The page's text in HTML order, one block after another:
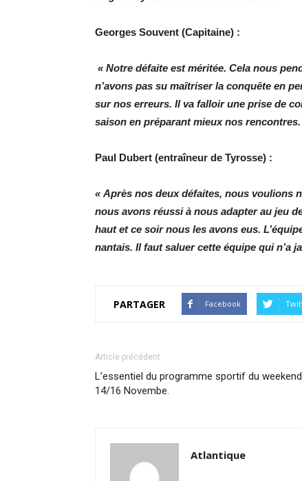
Georges Souvent (Capitaine) :
« Notre défaite est méritée. Cela nous
n’avons pas su maîtriser la conquête en
sur nos erreurs. Il va falloir une prise de
saison en préparant mieux nos
Paul Dubert (entraîneur de Tyrosse) :
« Après nos deux défaites, nous voulions
nous avons réussi à nous adapter au jeu
haut et ce soir nous les avons eus.
nantais. Il faut saluer cette équipe qui n’a
PARTAGER Facebook
Article précédent
L’essentiel du programme sportif du weekend
14/16 Novembe.
Atlantique